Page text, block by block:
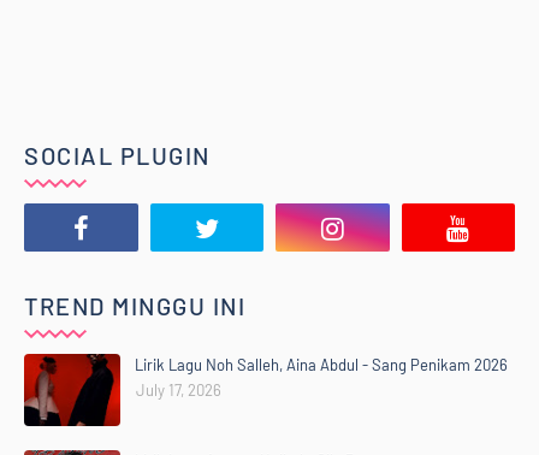
SOCIAL PLUGIN
TREND MINGGU INI
Lirik Lagu Noh Salleh, Aina Abdul - Sang Penikam 2026
July 17, 2026